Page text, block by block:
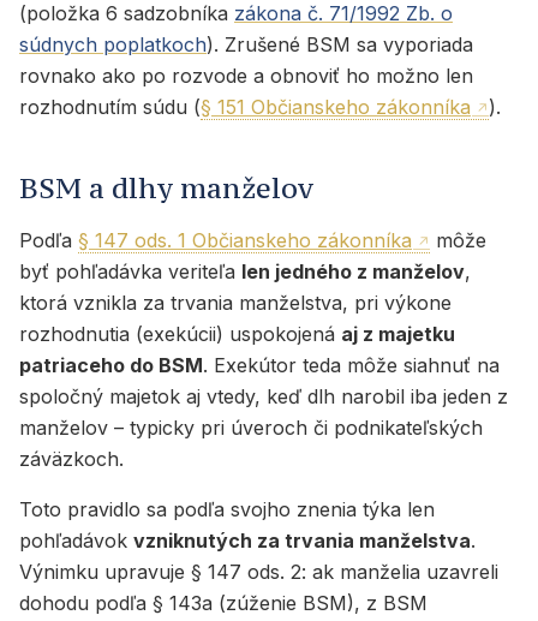
(položka 6 sadzobníka zákona č. 71/1992 Zb. o
súdnych poplatkoch). Zrušené BSM sa vyporiada
rovnako ako po rozvode a obnoviť ho možno len
rozhodnutím súdu (§ 151 Občianskeho zákonníka ).
BSM a dlhy manželov
Podľa § 147 ods. 1 Občianskeho zákonníka
môže
byť pohľadávka veriteľa len jedného z manželov,
ktorá vznikla za trvania manželstva, pri výkone
rozhodnutia (exekúcii) uspokojená aj z majetku
patriaceho do BSM. Exekútor teda môže siahnuť na
spoločný majetok aj vtedy, keď dlh narobil iba jeden z
manželov – typicky pri úveroch či podnikateľských
záväzkoch.
Toto pravidlo sa podľa svojho znenia týka len
pohľadávok vzniknutých za trvania manželstva.
Výnimku upravuje § 147 ods. 2: ak manželia uzavreli
dohodu podľa § 143a (zúženie BSM), z BSM